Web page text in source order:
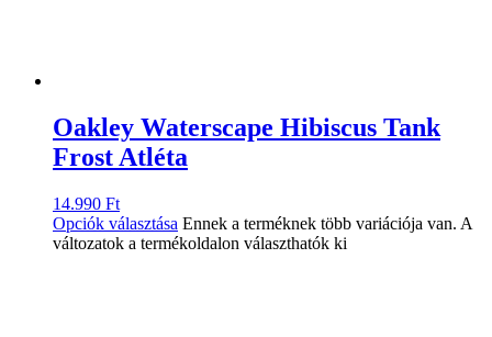
Oakley Waterscape Hibiscus Tank
Frost Atléta
14.990 Ft
Opciók választása Ennek a terméknek több variációja van. A
változatok a termékoldalon választhatók ki